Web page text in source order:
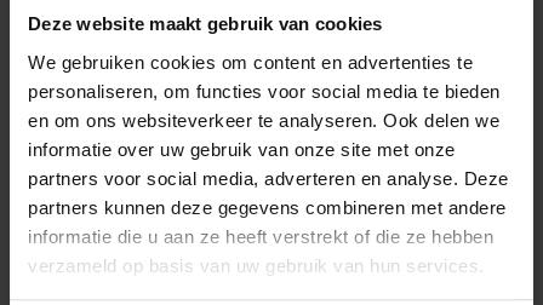
Deze website maakt gebruik van cookies
We gebruiken cookies om content en advertenties te
personaliseren, om functies voor social media te bieden
en om ons websiteverkeer te analyseren. Ook delen we
informatie over uw gebruik van onze site met onze
partners voor social media, adverteren en analyse. Deze
partners kunnen deze gegevens combineren met andere
informatie die u aan ze heeft verstrekt of die ze hebben
verzameld op basis van uw gebruik van hun services.
werkgevers en werkenden voor een langere periode
kunnen terugvallen op overheidssteun. Tot dit derde
steunpakket behoort ook de derde Tijdelijke
noodmaatregel overbrugging voor behoud van
werkgelegenheid (NOW). In tegenstelling tot de NOW
1.0 en de NOW 2.0 duurt de NOW 3.0 geen 3, maar 9
maanden. Deze 9 maanden zijn opgedeeld in 3
tijdvakken: oktober 2020 tot en met december 2020,
januari 2021 tot en met maart 2021 en april 2021 tot en